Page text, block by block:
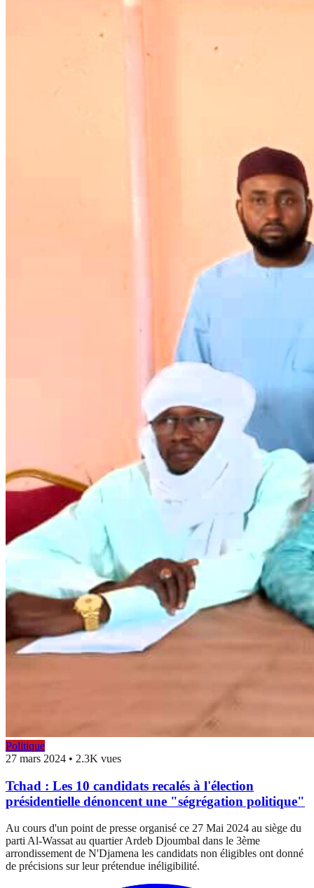
Politique
27 mars 2024 • 2.3K vues
Tchad : Les 10 candidats recalés à l'élection
présidentielle dénoncent une "ségrégation politique"
Au cours d'un point de presse organisé ce 27 Mai 2024 au siège du
parti Al-Wassat au quartier Ardeb Djoumbal dans le 3ème
arrondissement de N'Djamena les candidats non éligibles ont donné
de précisions sur leur prétendue inéligibilité.